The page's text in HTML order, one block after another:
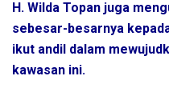
H. Wilda Topan juga
sebesar-besarnya
ikut andil dalam
kawasan ini.